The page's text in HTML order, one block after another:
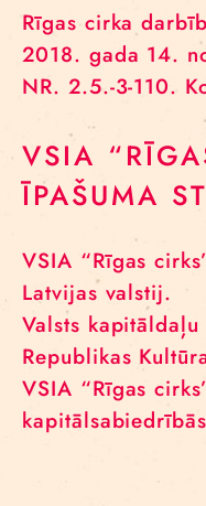
Rīgas cirka
2018. gada 14.
NR. 2.5.-3-110.
VSIA
ĪPAŠUMA
VSIA “Rīgas
Latvijas valstij.
Valsts
Republikas
VSIA “Rīgas